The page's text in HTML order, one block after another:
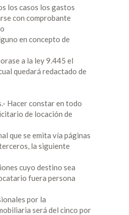
los casos los gastos
con comprobante
en concepto de
a la ley 9.445 el
quedará redactado de
Hacer constar en todo
de locación de
que se emita vía páginas
la siguiente
cuyo destino sea
fuera persona
por la
será del cinco por